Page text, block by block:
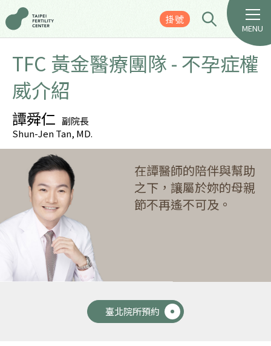
掛號
MENU
TFC 黃金醫療團隊 - 不孕症權
威介紹
譚舜仁 副院長
Shun-Jen Tan, MD.
在譚醫師的陪伴與幫助
之下，讓屬於妳的母親
節不再遙不可及。
臺北院所預約